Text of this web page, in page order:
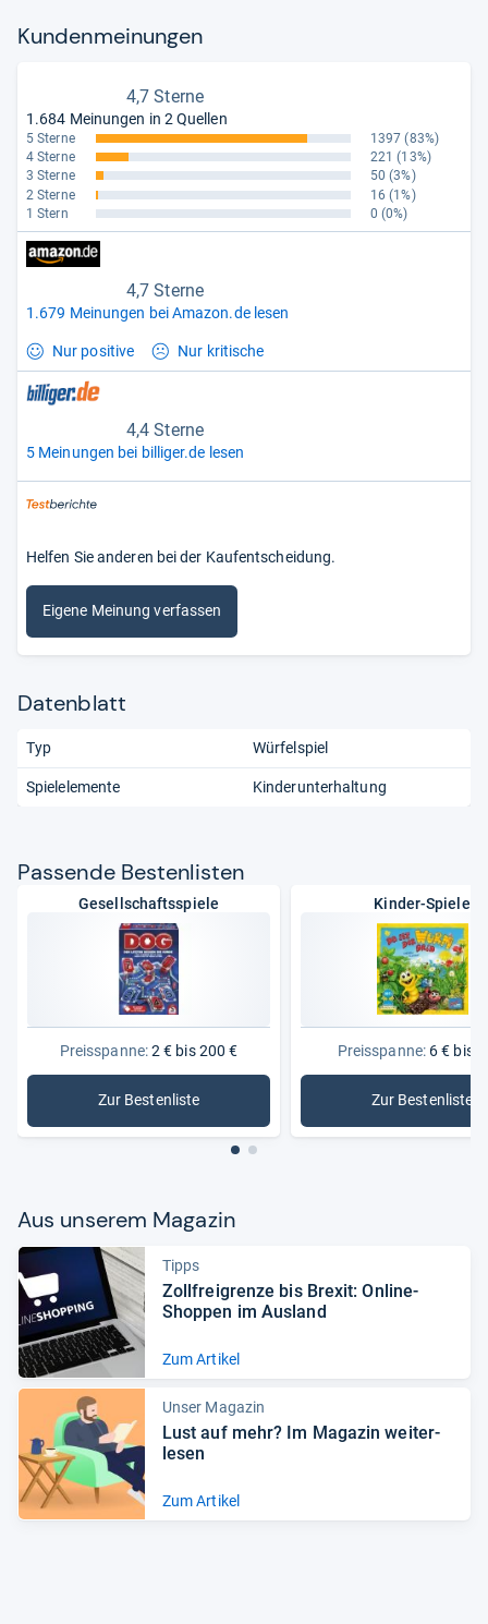
Kun­den­mei­nun­gen
4,7 Sterne
1.684 Meinungen in 2 Quellen
5 Sterne 1397 (83%)
4 Sterne
221 (13%)
3 Sterne
50 (3%)
2 Sterne
16 (1%)
1 Stern
0 (0%)
4,7 Sterne
1.679 Meinungen bei Amazon.de lesen
Nur positive Nur kritische
4,4 Sterne
5 Meinungen bei billiger.de lesen
Helfen Sie anderen bei der Kaufentscheidung.
Eigene Meinung verfassen
Datenblatt
Typ Würfelspiel
Spielelemente Kinderunterhaltung
Pas­sende Bes­ten­lis­ten
Gesellschaftsspiele
Preisspanne:2 € bis 200 €
Zur Bestenliste: Gesellschaftsspiele
Kinder-Spiele
Preisspanne:6 € bis
Zur Bestenliste
: Kinder-
Aus unse­rem Maga­zin
Tipps
Zoll­frei­grenze bis Bre­xit: Online-​
Shop­pen im Aus­land
Zum Artikel
Unser Magazin
Lust auf mehr? Im Maga­zin wei­ter­
le­sen
Zum Artikel